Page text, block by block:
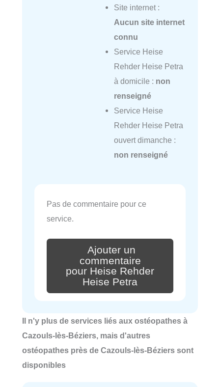
Site internet :
Aucun site internet
connu
Service Heise
Rehder Heise Petra
à domicile : non
renseigné
Service Heise
Rehder Heise Petra
ouvert dimanche :
non renseigné
Pas de commentaire pour ce
service.
Ajouter un
commentaire
pour Heise Rehder
Heise Petra
Il n'y plus de services liés aux ostéopathes à
Cazouls-lès-Béziers, mais d'autres
ostéopathes près de Cazouls-lès-Béziers sont
disponibles